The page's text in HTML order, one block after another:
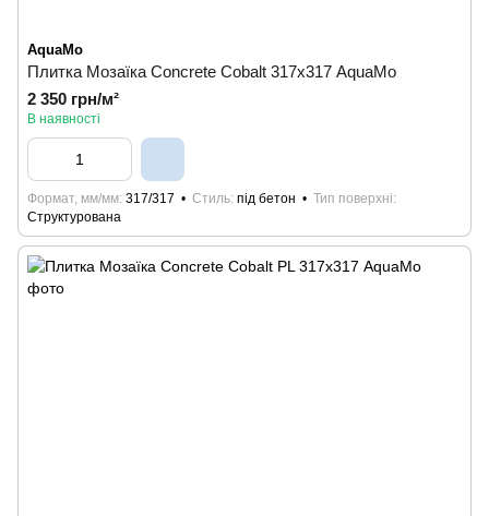
AquaMo
Плитка Мозаїка Concrete Cobalt 317х317 AquaMo
2 350 грн/м²
В наявності
Формат, мм/мм 317/317 Стиль під бетон
Тип поверхні
Структурована